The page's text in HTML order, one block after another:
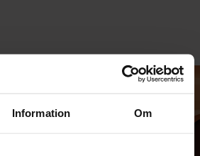
Information Om